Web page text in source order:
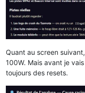
Quant au screen
100W. Mais avant je
toujours des resets.